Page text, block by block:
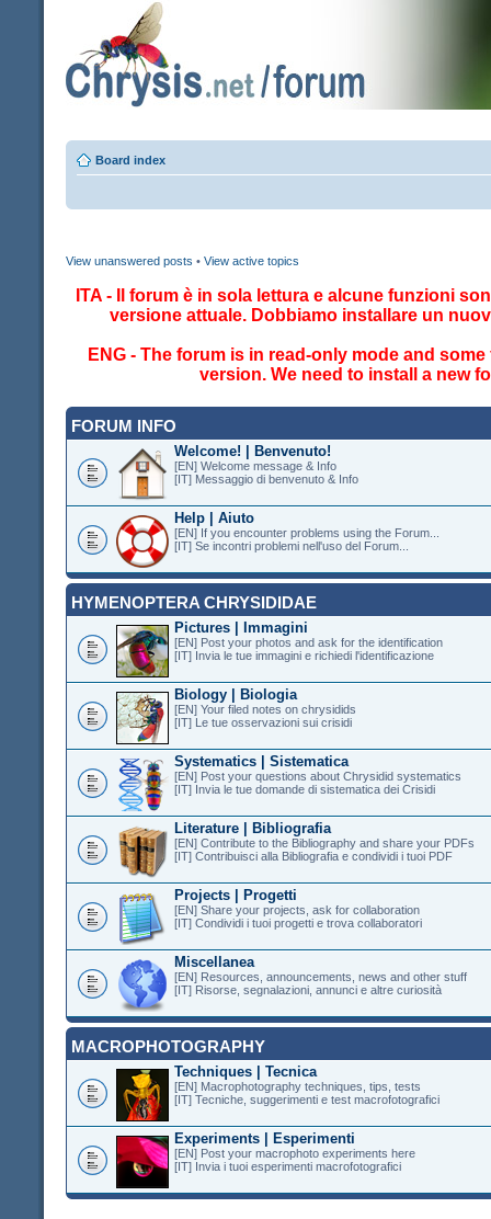
Board index
View unanswered posts • View active topics
ITA - Il forum è in sola lettura e alcune funzioni
versione attuale. Dobbiamo installare un
ENG - The forum is in read-only mode and
version. We need to install a new
FORUM INFO
Welcome! | Benvenuto!
[EN] Welcome message & Info
[IT] Messaggio di benvenuto & Info
Help | Aiuto
[EN] If you encounter problems using the Forum...
[IT] Se incontri problemi nell'uso del Forum...
HYMENOPTERA CHRYSIDIDAE
Pictures | Immagini
[EN] Post your photos and ask for the identification
[IT] Invia le tue immagini e richiedi l'identificazione
Biology | Biologia
[EN] Your filed notes on chrysidids
[IT] Le tue osservazioni sui crisidi
Systematics | Sistematica
[EN] Post your questions about Chrysidid systematics
[IT] Invia le tue domande di sistematica dei Crisidi
Literature | Bibliografia
[EN] Contribute to the Bibliography and share your PDFs
[IT] Contribuisci alla Bibliografia e condividi i tuoi PDF
Projects | Progetti
[EN] Share your projects, ask for collaboration
[IT] Condividi i tuoi progetti e trova collaboratori
Miscellanea
[EN] Resources, announcements, news and other stuff
[IT] Risorse, segnalazioni, annunci e altre curiosità
MACROPHOTOGRAPHY
Techniques | Tecnica
[EN] Macrophotography techniques, tips, tests
[IT] Tecniche, suggerimenti e test macrofotografici
Experiments | Esperimenti
[EN] Post your macrophoto experiments here
[IT] Invia i tuoi esperimenti macrofotografici